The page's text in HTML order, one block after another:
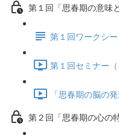
第１回「思春期の意味
第１回ワークシー
第１回セミナー
「思春期の脳の
第２回「思春期の心の